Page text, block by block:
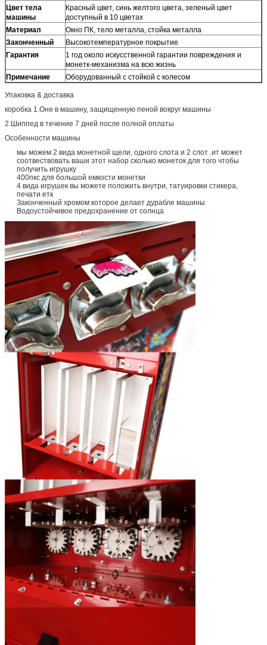
Цвет тела
машины
Красный цвет, синь желтого цвета, зеленый цвет
доступный в 10 цветах
Материал
Окно ПК, тело металла, стойка металла
Законченный
Высокотемпературное покрытие
Гарантия
1 год около искусственной гарантии повреждения и
монетк-механизма на всю жизнь
Примечание
Оборудованный с стойкой с колесом
Упаковка & доставка
коробка 1.Оне в машину, защищенную пеной вокруг машины
2.Шиппед в течение 7 дней после полной оплаты
Особенности машины
мы можем 2 вида монетной щели, одного слота и 2 слот .ит может
соотвествовать ваши этот набор сколько монеток для того чтобы
получить игрушку
400пкс для большой емкости монетки
4 вида игрушек вы можете положить внутри, татуировки стикера,
печати етк
Законченный хромом которое делает дурабле машины
Водоустойчивое предохранение от солнца